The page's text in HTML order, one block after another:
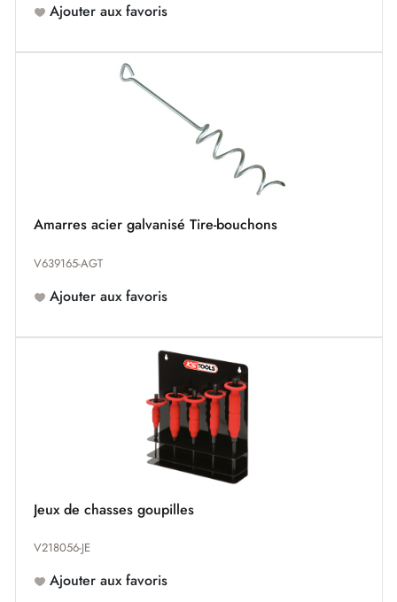
Ajouter aux favoris
Amarres acier galvanisé Tire-bouchons
V639165-AGT
Ajouter aux favoris
Jeux de chasses goupilles
V218056-JE
Ajouter aux favoris